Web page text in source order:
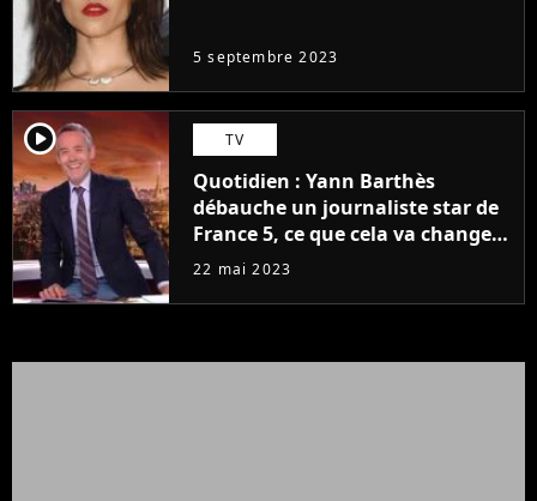
5 septembre 2023
player2 TV
Quotidien : Yann Barthès
débauche un journaliste star de
France 5, ce que cela va changer
à la rentrée
22 mai 2023